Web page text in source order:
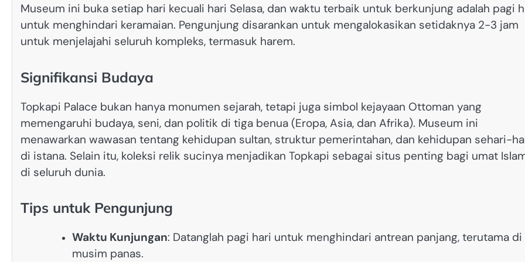
Museum ini buka setiap hari kecuali hari Selasa, dan waktu terbaik untuk berkunjung adalah pagi
untuk menghindari keramaian. Pengunjung disarankan untuk mengalokasikan setidaknya 2-3 jam
untuk menjelajahi seluruh kompleks, termasuk harem.
Signifikansi Budaya
Topkapi Palace bukan hanya monumen sejarah, tetapi juga simbol kejayaan Ottoman yang
memengaruhi budaya, seni, dan politik di tiga benua (Eropa, Asia, dan Afrika). Museum ini
menawarkan wawasan tentang kehidupan sultan, struktur pemerintahan, dan kehidupan sehari-
di istana. Selain itu, koleksi relik sucinya menjadikan Topkapi sebagai situs penting bagi umat
di seluruh dunia.
Tips untuk Pengunjung
Waktu Kunjungan: Datanglah pagi hari untuk menghindari antrean panjang, terutama di
musim panas.